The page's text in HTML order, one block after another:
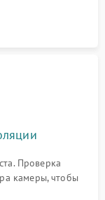
и замена
Проверка
камеры, чтобы
потерю тепла.